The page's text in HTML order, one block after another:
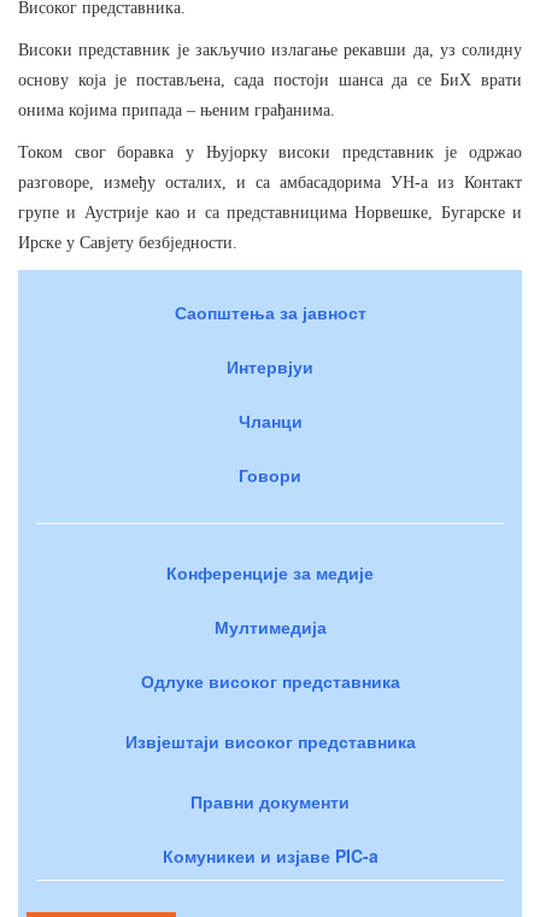
Високог представника.
Високи представник је закључио излагање рекавши да, уз солидну
основу која је постављена, сада постоји шанса да се БиХ врати
онима којима припада – њеним грађанима.
Током свог боравка у Њујорку високи представник је одржао
разговоре, између осталих, и са амбасадорима УН-а из Контакт
групе и Аустрије као и са представницима Норвешке, Бугарске и
Ирске у Савјету безбједности.
Саопштења за јавност
Интервјуи
Чланци
Говори
Конференције за медије
Мултимедија
Одлуке високог представника
Извјештаји високог представника
Правни документи
Комуникеи и изјаве PIC-a